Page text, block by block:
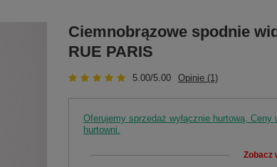
Ciemnobrązowe spodnie
RUE PARIS
5.00/5.00 Opinie (1)
Oferujemy sprzedaż wyłącznie hurtową.
hurtowni.
Zobacz